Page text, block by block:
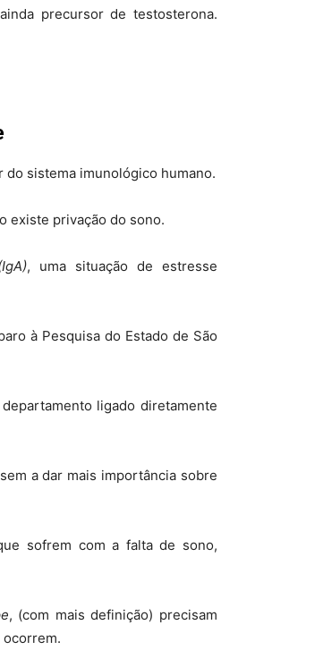
precursor de testosterona.
sistema imunológico humano.
existe privação do sono.
, uma situação de estresse
à Pesquisa do Estado de São
ligado diretamente
a dar mais importância sobre
sofrem com a falta de sono,
, (com mais definição) precisam